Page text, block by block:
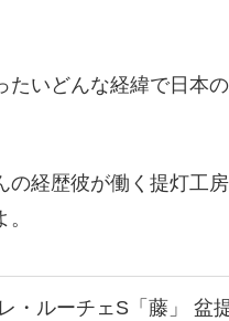
いどんな経緯で日本
経歴彼が働く提灯工
・ルーチェS「藤」 盆